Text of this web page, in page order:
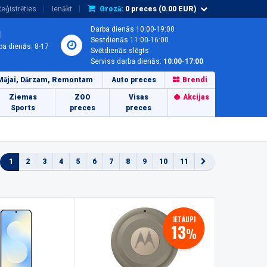
Ienākt Grozā: 0 preces (0.00 EUR)
dienās: 8-17
Darba dienās 10:00-19:00
Sestdienās 11:00-16:00
Svētdienās slēgts
Serviss darba dienās: 10:00-17:00
Dārzam, Remontam Auto preces Brendi
Ziemas
Sports
ZOO
preces
Visas
preces
Akcijas
1 2 3 4 5 6 7 8 9 10 11
IETAUPI
13%